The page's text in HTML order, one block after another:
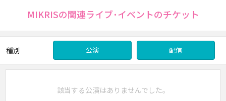
MIKRISの関連ライブ･イベントのチケット
種別 公演 配信
該当する公演はありませんでした。